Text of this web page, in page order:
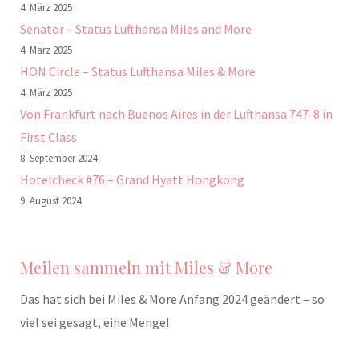
4. März 2025
Senator – Status Lufthansa Miles and More
4. März 2025
HON Circle – Status Lufthansa Miles & More
4. März 2025
Von Frankfurt nach Buenos Aires in der Lufthansa 747-8 in
First Class
8. September 2024
Hotelcheck #76 – Grand Hyatt Hongkong
9. August 2024
Meilen sammeln mit Miles & More
Das hat sich bei Miles & More Anfang 2024 geändert – so
viel sei gesagt, eine Menge!